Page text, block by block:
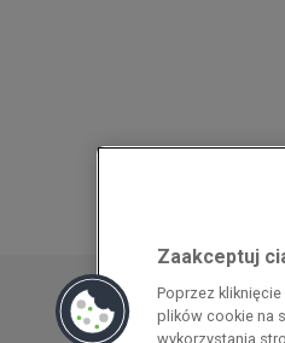
Zaakceptuj
Poprzez
plików cookie na
wykorzystania